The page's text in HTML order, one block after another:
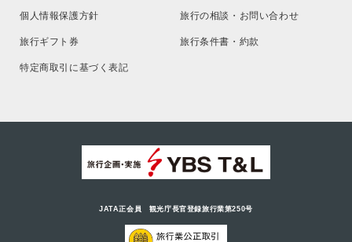
個人情報保護方針 旅行の相談・お問い合わせ
旅行ギフト券 旅行条件書・約款
特定商取引に基づく表記
JATA正会員 観光庁長官登録旅行業第250号